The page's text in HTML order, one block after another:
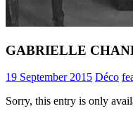
GABRIELLE
19 September 2015 Déco
Sorry, this entry is only